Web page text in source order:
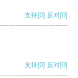
支持[0] 反对[0]
支持[0] 反对[0]